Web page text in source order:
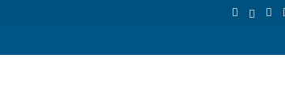
PIB da União Europeia atinge 18,8 biliões de